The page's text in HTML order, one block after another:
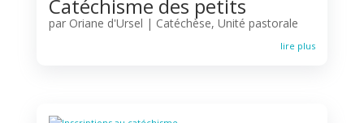
Catéchisme des petits
par Oriane d'Ursel | Catéchèse, Unité pastorale
lire plus